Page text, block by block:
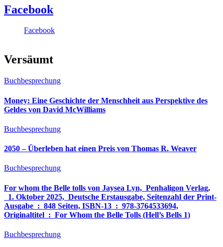
Facebook
Facebook
Versäumt
Buchbesprechung
Money: Eine Geschichte der Menschheit aus Perspektive des
Geldes von David McWilliams
Buchbesprechung
2050 – Überleben hat einen Preis von Thomas R. Weaver
Buchbesprechung
For whom the Belle tolls von Jaysea Lyn, ‎ Penhaligon Verlag,
‎ 1. Oktober 2025, ‎ Deutsche Erstausgabe, Seitenzahl der Print-
Ausgabe ‏ : ‎ 848 Seiten, ISBN-13 ‏ : ‎ 978-3764533694,
Originaltitel ‏ : ‎ For Whom the Belle Tolls (Hell’s Bells 1)
Buchbesprechung